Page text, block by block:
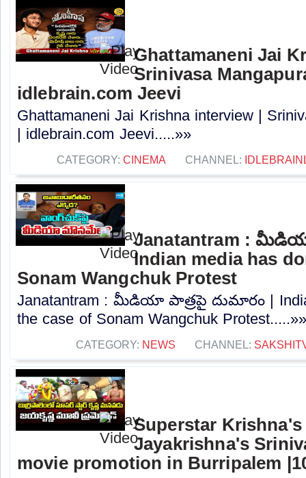
Ghattamaneni Jai
Srinivasa
idlebrain.com Jeevi
Ghattamaneni Jai Krishna interview |
| idlebrain.com Jeevi.....»»
CATEGORY: CINEMA CHANNEL:
Janatantram :
Indian media has
Sonam Wangchuk Protest
Janatantram : మీడియా పాత్రపై దుమారం |
the case of Sonam Wangchuk
CATEGORY: NEWS CHANNEL:
Superstar
Jayakrishna's
movie promotion in Burripalem